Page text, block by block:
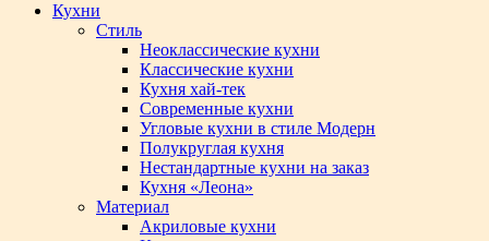
Кухни
Стиль
Неоклассические кухни
Классические кухни
Кухня хай-тек
Современные кухни
Угловые кухни в стиле Модерн
Полукруглая кухня
Нестандартные кухни на заказ
Кухня «Леона»
Материал
Акриловые кухни